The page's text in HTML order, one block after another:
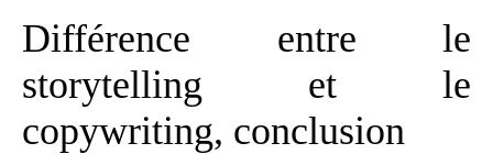
Différence entre le
storytelling et le
copywriting, conclusion